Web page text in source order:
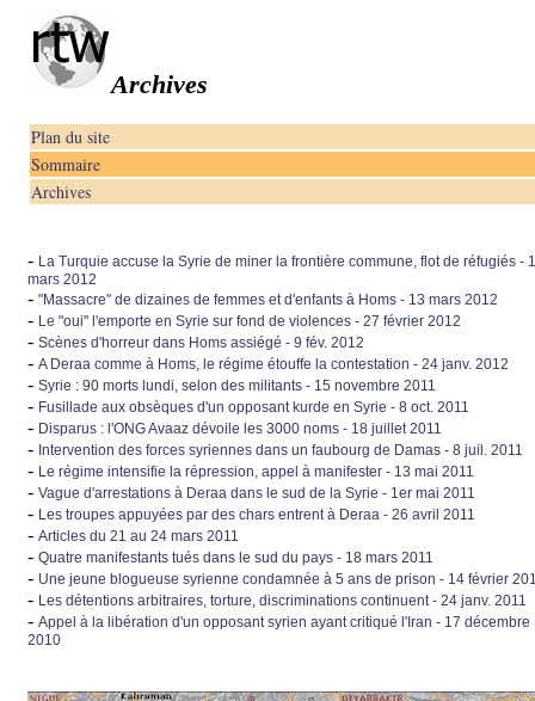
Archives
Plan du site
Sommaire
Archives
- La Turquie accuse la Syrie de miner la frontière commune, flot de réfugiés -
mars 2012
- "Massacre" de dizaines de femmes et d'enfants à Homs - 13 mars 2012
- Le "oui" l'emporte en Syrie sur fond de violences - 27 février 2012
- Scènes d'horreur dans Homs assiégé - 9 fév. 2012
- A Deraa comme à Homs, le régime étouffe la contestation - 24 janv. 2012
- Syrie : 90 morts lundi, selon des militants - 15 novembre 2011
- Fusillade aux obsèques d'un opposant kurde en Syrie - 8 oct. 2011
- Disparus : l'ONG Avaaz dévoile les 3000 noms - 18 juillet 2011
- Intervention des forces syriennes dans un faubourg de Damas - 8 juil. 2011
- Le régime intensifie la répression, appel à manifester - 13 mai 2011
- Vague d'arrestations à Deraa dans le sud de la Syrie - 1er mai 2011
- Les troupes appuyées par des chars entrent à Deraa - 26 avril 2011
- Articles du 21 au 24 mars 2011
- Quatre manifestants tués dans le sud du pays - 18 mars 2011
- Une jeune blogueuse syrienne condamnée à 5 ans de prison - 14 février
- Les détentions arbitraires, torture, discriminations continuent - 24 janv. 2011
- Appel à la libération d'un opposant syrien ayant critiqué l'Iran - 17 décembre
2010